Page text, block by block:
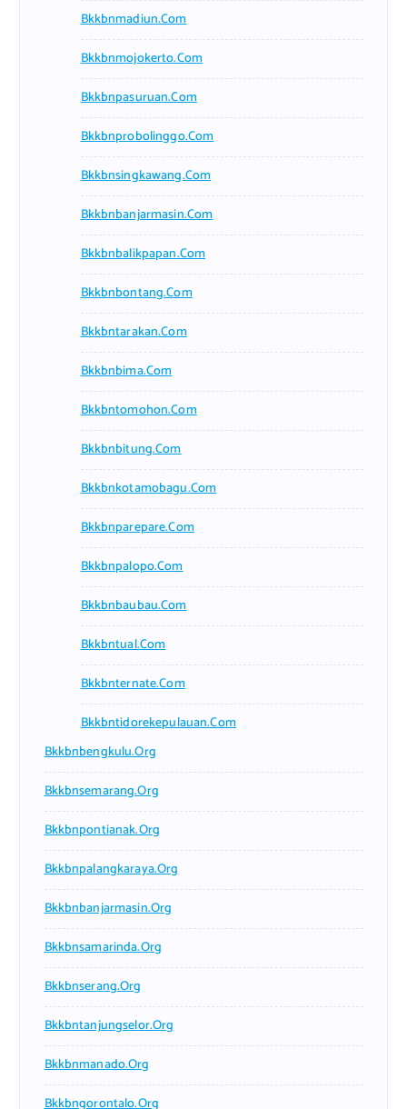
Bkkbnmadiun.com
Bkkbnmojokerto.com
Bkkbnpasuruan.com
Bkkbnprobolinggo.com
Bkkbnsingkawang.com
Bkkbnbanjarmasin.com
Bkkbnbalikpapan.com
Bkkbnbontang.com
Bkkbntarakan.com
Bkkbnbima.com
Bkkbntomohon.com
Bkkbnbitung.com
Bkkbnkotamobagu.com
Bkkbnparepare.com
Bkkbnpalopo.com
Bkkbnbaubau.com
Bkkbntual.com
Bkkbnternate.com
Bkkbntidorekepulauan.com
Bkkbnbengkulu.org
Bkkbnsemarang.org
Bkkbnpontianak.org
Bkkbnpalangkaraya.org
Bkkbnbanjarmasin.org
Bkkbnsamarinda.org
Bkkbnserang.org
Bkkbntanjungselor.org
Bkkbnmanado.org
Bkkbngorontalo.org